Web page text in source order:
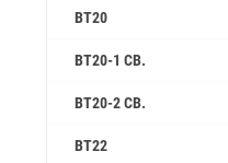
ВТ20
ВТ20-1 СВ.
ВТ20-2 СВ.
ВТ22